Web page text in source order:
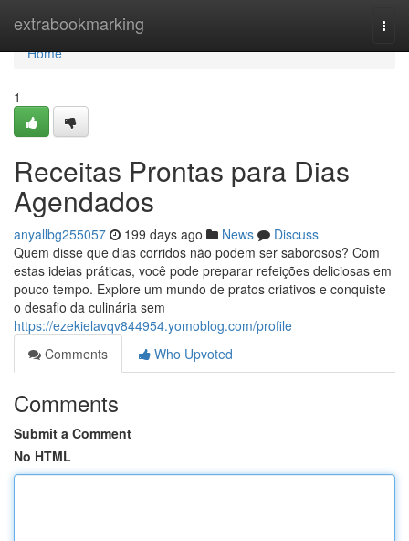
extrabookmarking
Home
Home
1
Receitas Prontas para Dias
Agendados
anyallbg255057 199 days ago News
Discuss
Quem disse que dias corridos não podem ser saborosos? Com
estas ideias práticas, você pode preparar refeições deliciosas em
pouco tempo. Explore um mundo de pratos criativos e conquiste
o desafio da culinária sem
https://ezekielavqv844954.yomoblog.com/profile
Comments
Who Upvoted
Comments
Submit a Comment
No HTML